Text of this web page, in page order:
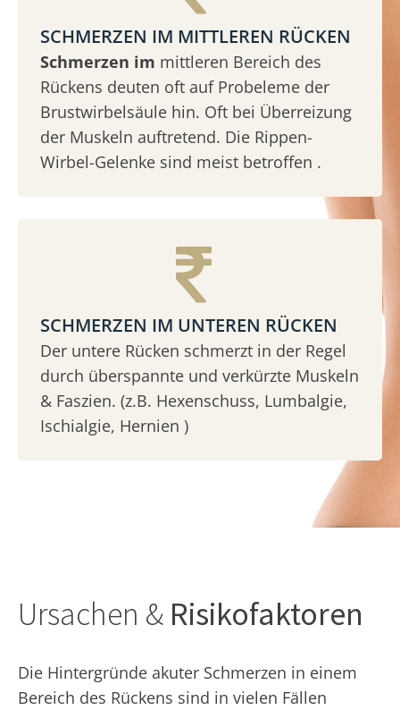
SCHMERZEN IM MITTLEREN RÜCKEN
Schmerzen im mittleren Bereich des
Rückens deuten oft auf Probeleme der
Brustwirbelsäule hin. Oft bei Überreizung
der Muskeln auftretend. Die Rippen-
Wirbel-Gelenke sind meist betroffen .
SCHMERZEN IM UNTEREN RÜCKEN
Der untere Rücken schmerzt in der Regel
durch überspannte und verkürzte Muskeln
& Faszien. (z.B. Hexenschuss, Lumbalgie,
Ischialgie, Hernien )
Ursachen & Risikofaktoren
Die Hintergründe akuter Schmerzen in einem
Bereich des Rückens sind in vielen Fällen